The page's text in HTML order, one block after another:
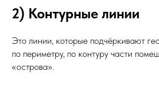
2) Контурные линии
Это линии, которые подчёркивают
по периметру, по контуру части
«острова».